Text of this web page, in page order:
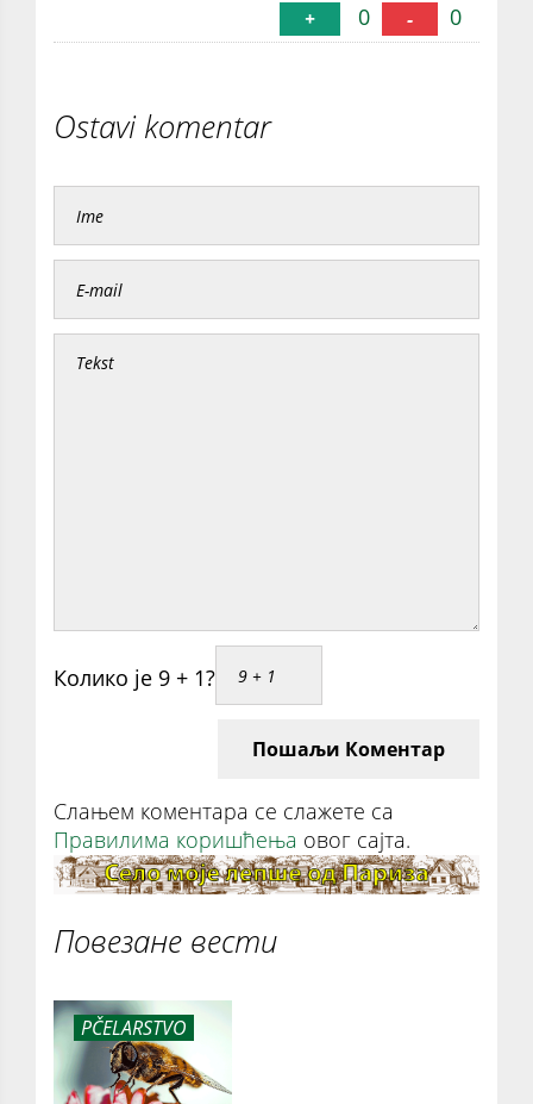
+ 0 - 0
Ostavi komentar
Колико је 9 + 1?
Пошаљи Коментар
Слањем коментара се слажете са
Правилима коришћења овог сајта.
Повезане вести
PČELARSTVO